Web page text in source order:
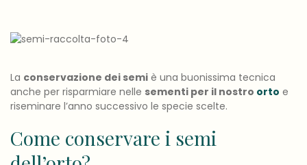
La conservazione dei semi è una buonissima tecnica
anche per risparmiare nelle sementi per il nostro orto e
riseminare l’anno successivo le specie scelte.
Come conservare i semi